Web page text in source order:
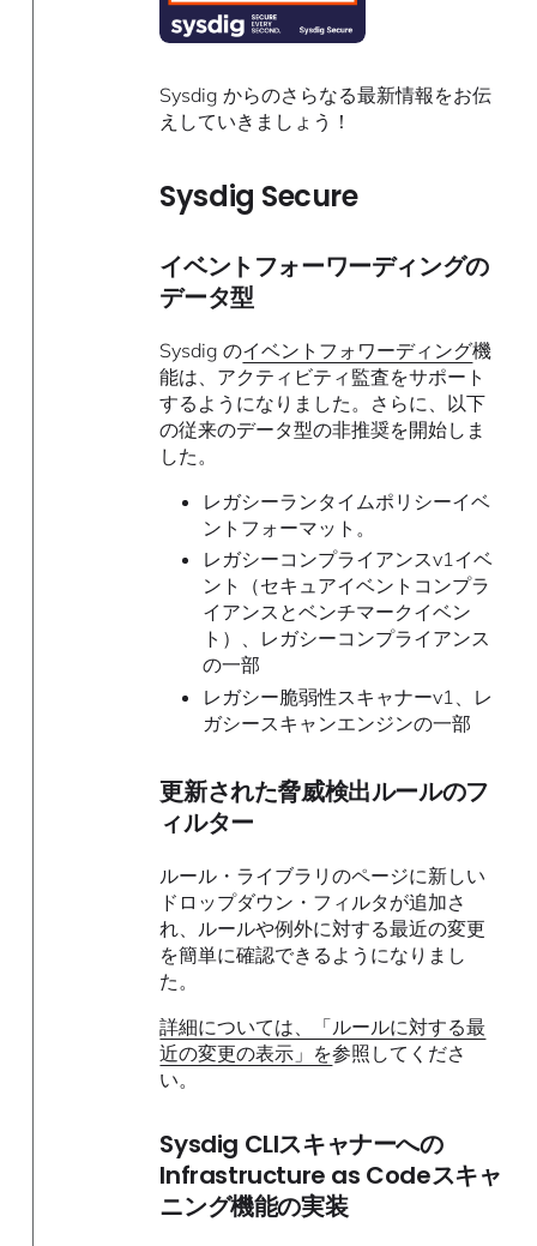
Sysdig からのさらなる最新情報をお伝
えしていきましょう！
Sysdig Secure
イベントフォーワーディングの
データ型
Sysdig のイベントフォワーディング機
能は、アクティビティ監査をサポート
するようになりました。さらに、以下
の従来のデータ型の非推奨を開始しま
した。
レガシーランタイムポリシーイベ
ントフォーマット。
レガシーコンプライアンスv1イベ
ント（セキュアイベントコンプラ
イアンスとベンチマークイベン
ト）、レガシーコンプライアンス
の一部
レガシー脆弱性スキャナーv1、レ
ガシースキャンエンジンの一部
更新された脅威検出ルールのフ
ィルター
ルール・ライブラリのページに新しい
ドロップダウン・フィルタが追加さ
れ、ルールや例外に対する最近の変更
を簡単に確認できるようになりまし
た。
詳細については、「ルールに対する最
近の変更の表示」を参照してくださ
い。
Sysdig CLIスキャナーへの
Infrastructure as Codeスキャ
ニング機能の実装